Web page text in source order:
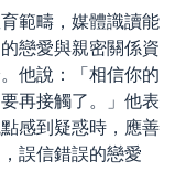
範疇，媒體識讀能
戀愛與親密關係資
他說：「相信你的
再接觸了。」他表
感到疑惑時，應善
誤信錯誤的戀愛